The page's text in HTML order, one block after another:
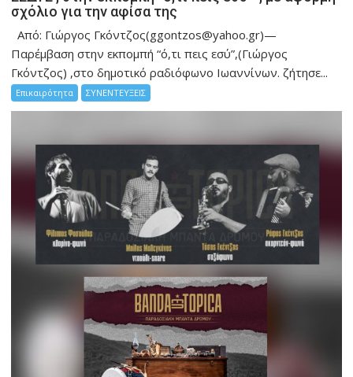
σχόλιο για την αφίσα της
Από: Γιώργος Γκόντζος(ggontzos@yahoo.gr)—
Παρέμβαση στην εκπομπή “ό,τι πεις εσύ”,(Γιώργος
Γκόντζος) ,στο δημοτικό ραδιόφωνο Ιωαννίνων. ζήτησε...
Επικαιρότητα ΣΥΝΕΝΤΕΥΞΕΙΣ